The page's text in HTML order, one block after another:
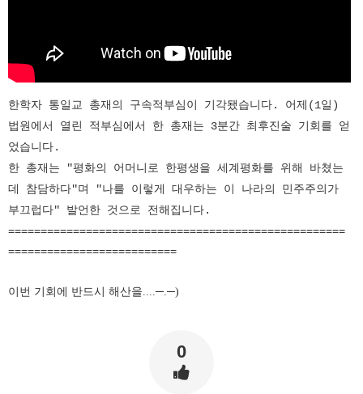
한학자 통일교 총재의 구속적부심이 기각됐습니다. 어제(1일)
법원에서 열린 적부심에서 한 총재는 3분간 최후진술 기회를 얻
었습니다.
한 총재는 "평화의 어머니로 한평생을 세계평화를 위해 바쳤는
데 참담하다"며 "나를 이렇게 대우하는 이 나라의 민주주의가
부끄럽다" 발언한 것으로 전해집니다.
====================================================
==========================
이번 기회에 반드시 해산을....─. ─)
0